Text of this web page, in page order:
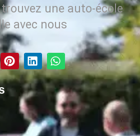
une auto-école
avec nous